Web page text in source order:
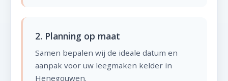
2. Planning op maat
Samen bepalen wij de ideale datum en
aanpak voor uw leegmaken kelder in
Henegouwen.